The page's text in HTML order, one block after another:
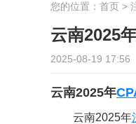
您的位置： 首页 >
云南2025
2025-08-19
云南2025年
云南2025年